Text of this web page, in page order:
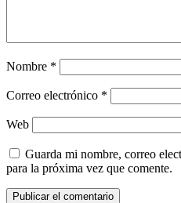
Nombre *
Correo electrónico *
Web
Guarda mi nombre, correo
para la próxima vez que comente.